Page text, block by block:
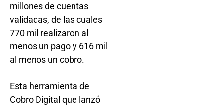
millones de cuentas
validadas, de las cuales
770 mil realizaron al
menos un pago y 616 mil
al menos un cobro.
Esta herramienta de
Cobro Digital que lanzó